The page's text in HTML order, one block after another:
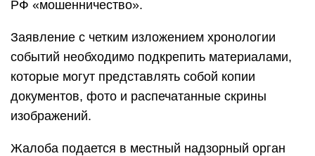
РФ «мошенничество».
Заявление с четким изложением хронологии
событий необходимо подкрепить материалами,
которые могут представлять собой копии
документов, фото и распечатанные скрины
изображений.
Жалоба подается в местный надзорный орган